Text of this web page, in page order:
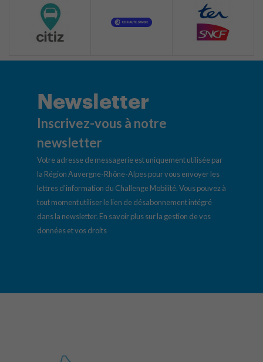
Newsletter
Inscrivez-vous à notre
newsletter
Votre adresse de messagerie est uniquement utilisée par
la Région Auvergne-Rhône-Alpes pour vous envoyer les
lettres d’information du Challenge Mobilité. Vous pouvez à
tout moment utiliser le lien de désabonnement intégré
dans la newsletter. En savoir plus sur la gestion de vos
données et vos droits